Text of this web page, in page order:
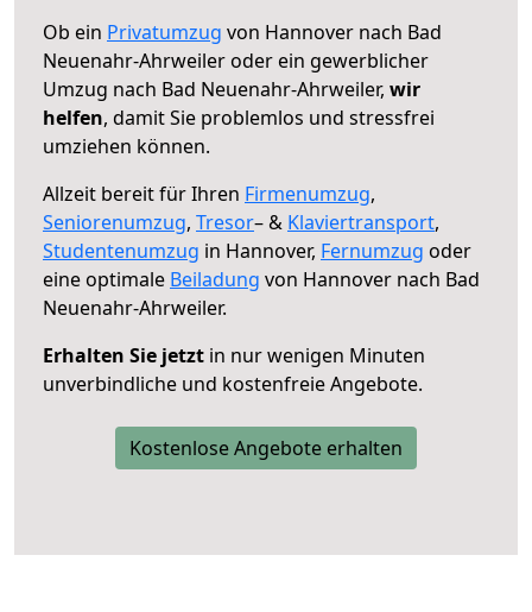
Ob ein Privatumzug von Hannover nach Bad
Neuenahr-Ahrweiler oder ein gewerblicher
Umzug nach Bad Neuenahr-Ahrweiler, wir
helfen, damit Sie problemlos und stressfrei
umziehen können.
Allzeit bereit für Ihren Firmenumzug,
Seniorenumzug, Tresor– & Klaviertransport,
Studentenumzug in Hannover, Fernumzug oder
eine optimale Beiladung von Hannover nach Bad
Neuenahr-Ahrweiler.
Erhalten Sie jetzt in nur wenigen Minuten
unverbindliche und kostenfreie Angebote.
Kostenlose Angebote erhalten